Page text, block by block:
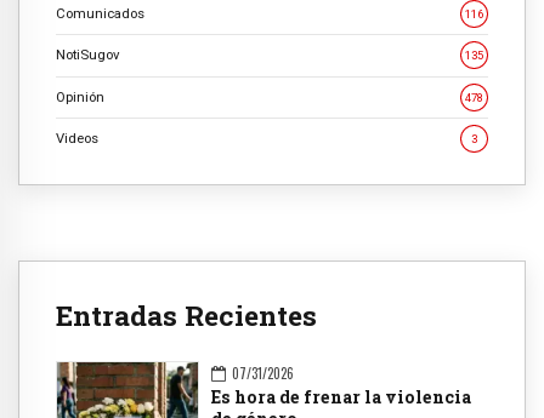
Comunicados 116
NotiSugov 135
Opinión 478
Videos 3
Entradas Recientes
07/31/2026
Es hora de frenar la violencia